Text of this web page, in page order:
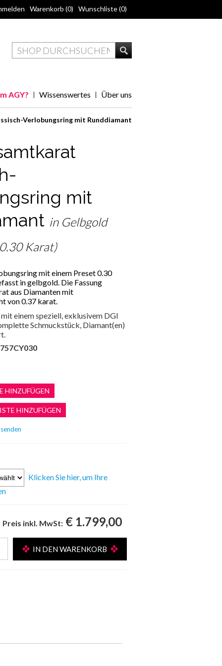
Warenkorb (0) Wunschliste(0)
Über uns
Wissenswertes
AGY?
Verlobungsring mit Runddiamant
mit
in Gelbgold
Karat)
mit einem Preset 0.30
in gelbgold. Die Fassung
aus Diamanten mit
von 0.37 karat.
einem speziell, exklusivem DGI
Schmuckstück, Diamant(en)
Klicken Sie hier, um Ihre
Preis inkl. MwSt: € 1.799,00